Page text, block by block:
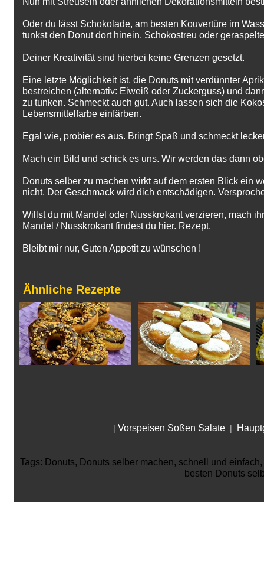
Oder du lässt Schokolade, am besten Kouvertüre im
tunkst den Donut dort hinein. Schokostreu oder
Deiner Kreativität sind hierbei keine Grenzen gesetzt.
Eine letzte Möglichkeit ist, die Donuts mit verdünnter
bestreichen (alternativ: Eiweiß oder Zuckerguss) und
zu tunken. Schmeckt auch gut. Auch lassen sich die
Lebensmittelfarbe einfärben.
Egal wie, probier es aus. Bringt Spaß und schmeckt
Mach ein Bild und schick es uns. Wir werden das dann
Donuts selber zu machen wirkt auf dem ersten Blick ein
nicht. Der Geschmack wird dich entschädigen.
Willst du mit Mandel oder Nusskrokant verzieren, mach
Mandel / Nusskrokant findest du hier. Rezept.
Bleibt mir nur, Guten Appetit zu wünschen !
Ähnliche Rezepte
| Vorspeisen Soßen Salate|
Tags: Donuts, Donuts selber machen, schnell und
besten Donuts